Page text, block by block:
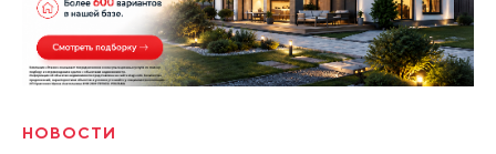
НОВОСТИ